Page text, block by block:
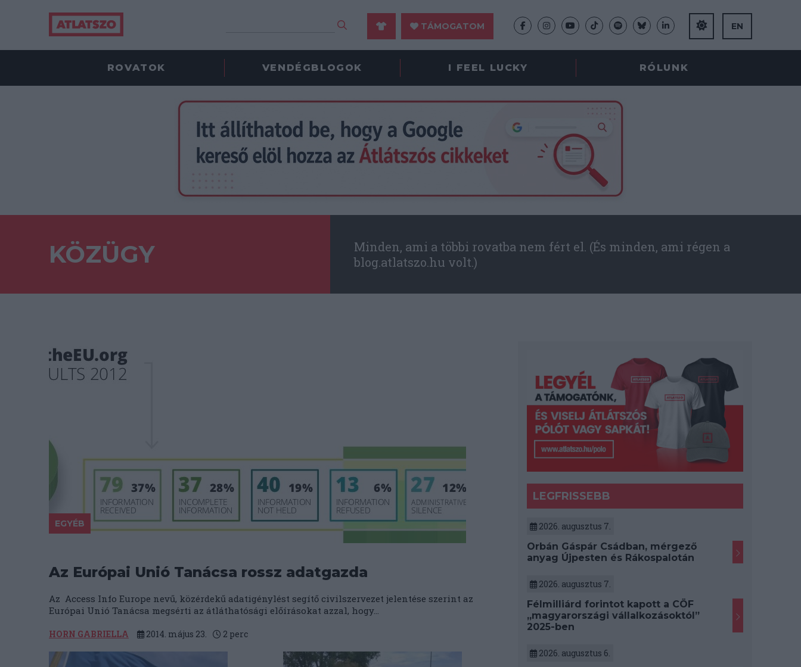
TÁMOGATOM EN
ROVATOK VENDÉGBLOGOK I FEEL LUCKY RÓLUNK
KÖZÜGY
Minden, ami a többi rovatba nem fért el. (És minden, ami régen a
blog.atlatszo.hu volt.)
EGYÉB
Az Európai Unió Tanácsa rossz adatgazda
Az Access Info Europe nevű, közérdekű adatigénylést segítő civilszervezet jelentése szerint az
Európai Unió Tanácsa megsérti az átláthatósági előírásokat azzal, hogy...
HORN GABRIELLA 2014. május 23. 2 perc
LEGFRISSEBB
2026. augusztus 7.
Orbán Gáspár Csádban, mérgező
anyag Újpesten és Rákospalotán
2026. augusztus 7.
Félmilliárd forintot kapott a CÖF
„magyarországi vállalkozásoktól”
2025-ben
2026. augusztus 6.